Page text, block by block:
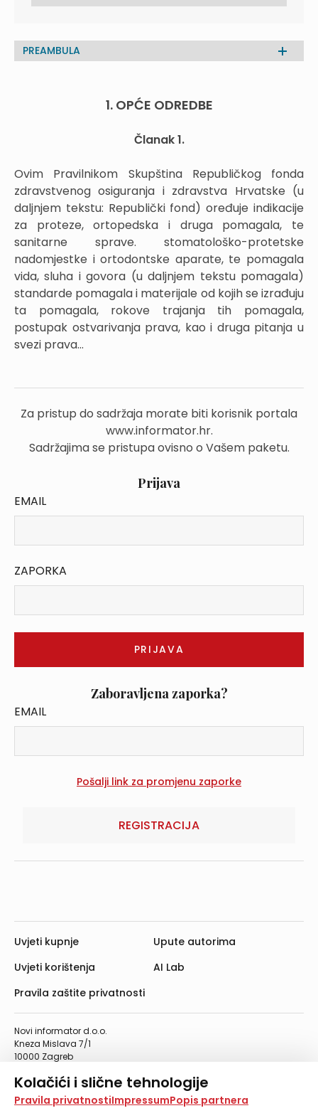
Kolačići i slične tehnologije
Na našoj web stranici koristimo kolačiće i slične
Pravila privatnostiImpressumPopis partnera
PREAMBULA
1. OPĆE ODREDBE
Članak 1.
Ovim Pravilnikom Skupština Republičkog fonda
zdravstvenog osiguranja i zdravstva Hrvatske (u
daljnjem tekstu: Republički fond) oređuje indikacije
za proteze, ortopedska i druga pomagala, te
sanitarne sprave. stomatološko-protetske
nadomjestke i ortodontske aparate, te pomagala
vida, sluha i govora (u daljnjem tekstu pomagala)
standarde pomagala i materijale od kojih se izrađuju
ta pomagala, rokove trajanja tih pomagala,
postupak ostvarivanja prava, kao i druga pitanja u
svezi prava...
Za pristup do sadržaja morate biti korisnik portala
www.informator.hr.
Sadržajima se pristupa ovisno o Vašem paketu.
Prijava
EMAIL
ZAPORKA
Zaboravljena zaporka?
EMAIL
REGISTRACIJA
Novi informator d.o.o.
Kneza Mislava 7/1
10000 Zagreb
Telefaks: 01/4612-553
info@informator.hr
Uvjeti kupnje
Uvjeti korištenja
Pravila zaštite privatnosti
Upute autorima
AI Lab